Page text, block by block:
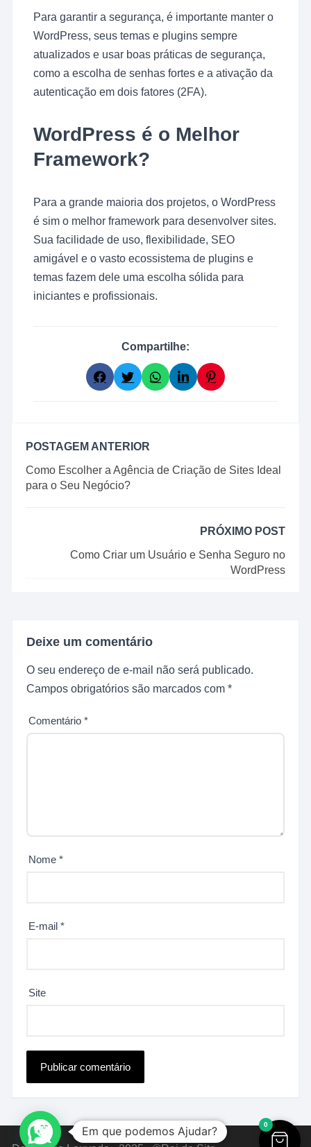
Para garantir a segurança, é importante manter o
WordPress, seus temas e plugins sempre
atualizados e usar boas práticas de segurança,
como a escolha de senhas fortes e a ativação da
autenticação em dois fatores (2FA).
WordPress é o Melhor
Framework?
Para a grande maioria dos projetos, o WordPress
é sim o melhor framework para desenvolver sites.
Sua facilidade de uso, flexibilidade, SEO
amigável e o vasto ecossistema de plugins e
temas fazem dele uma escolha sólida para
iniciantes e profissionais.
Compartilhe:
POSTAGEM ANTERIOR
Como Escolher a Agência de Criação de Sites Ideal
para o Seu Negócio?
PRÓXIMO POST
Como Criar um Usuário e Senha Seguro no
WordPress
Deixe um comentário
O seu endereço de e-mail não será publicado.
Campos obrigatórios são marcados com*
Comentário*
Nome*
E-mail*
Site
0
Em que podemos Ajudar?